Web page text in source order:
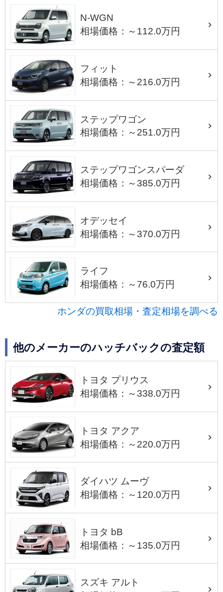
N-WGN
相場価格：～112.0万円
フィット
相場価格：～216.0万円
ステップワゴン
相場価格：～251.0万円
ステップワゴンスパーダ
相場価格：～385.0万円
オデッセイ
相場価格：～370.0万円
ライフ
相場価格：～76.0万円
ホンダの買取相場・査定相場を調べる
他のメーカーのハッチバックの査定額
トヨタ プリウス
相場価格：～338.0万円
トヨタ アクア
相場価格：～220.0万円
ダイハツ ムーヴ
相場価格：～120.0万円
トヨタ bB
相場価格：～135.0万円
スズキ アルト